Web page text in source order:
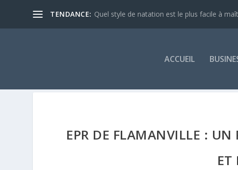
TENDANCE: Quel style de natation est le plus facile à
ACCUEIL
EPR DE FLAMANVILLE : UN
ET